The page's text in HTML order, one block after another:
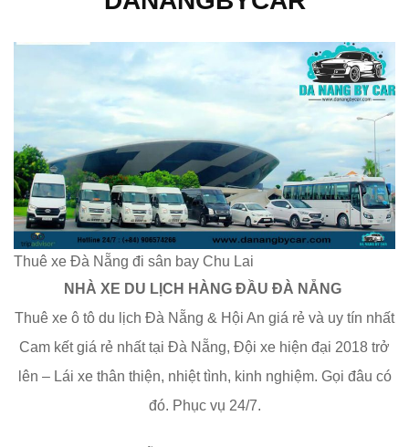
Thuê xe Đà Nẵng đi sân bay Chu Lai
NHÀ XE DU LỊCH HÀNG ĐẦU ĐÀ NẴNG
Thuê xe ô tô du lịch Đà Nẵng & Hội An giá rẻ và uy tín nhất
Cam kết giá rẻ nhất tại Đà Nẵng, Đội xe hiện đại 2018 trở
lên – Lái xe thân thiện, nhiệt tình, kinh nghiệm. Gọi đâu có
đó. Phục vụ 24/7.